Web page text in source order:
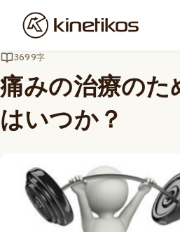
3699字
痛みの治療の
はいつか？